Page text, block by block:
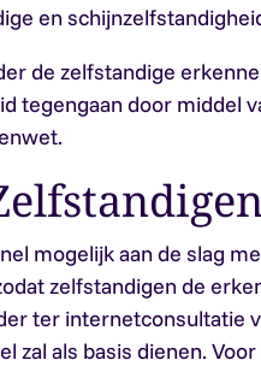
en
de zelfstandige
tegengaan door middel
mogelijk aan de slag
zelfstandigen de
ter internetconsultatie
zal als basis dienen.